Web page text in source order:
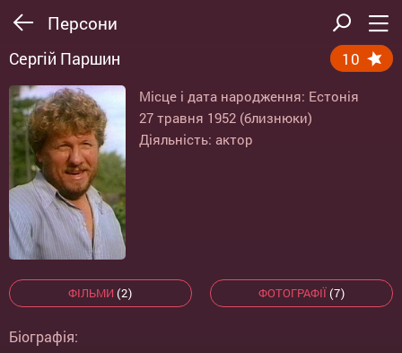
Персони
Сергій Паршин 10
Місце і дата народження: Естонія
27 травня 1952 (близнюки)
Діяльність: актор
ФІЛЬМИ (2) ФОТОГРАФІЇ(7)
Біографія: